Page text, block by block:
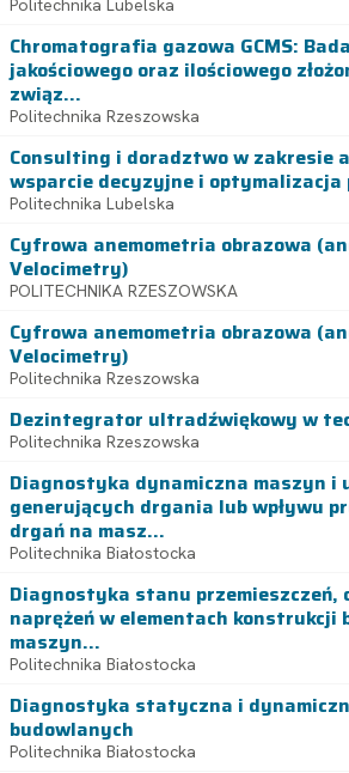
Politechnika Lubelska
Chromatografia gazowa GCMS:
jakościowego oraz ilościowego
związ...
Politechnika Rzeszowska
Consulting i doradztwo w zakresie
wsparcie decyzyjne i optymalizacja
Politechnika Lubelska
Cyfrowa anemometria obrazowa
Velocimetry)
POLITECHNIKA RZESZOWSKA
Cyfrowa anemometria obrazowa
Velocimetry)
Politechnika Rzeszowska
Dezintegrator ultradźwiękowy w
Politechnika Rzeszowska
Diagnostyka dynamiczna maszyn i
generujących drgania lub wpływu
drgań na masz...
Politechnika Białostocka
Diagnostyka stanu przemieszczeń,
naprężeń w elementach konstrukcji
maszyn...
Politechnika Białostocka
Diagnostyka statyczna i
budowlanych
Politechnika Białostocka